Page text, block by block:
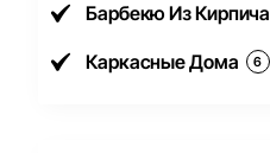
Барбекю Из Кирпича
Каркасные Дома 6